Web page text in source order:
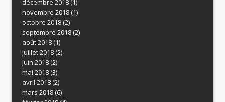
décembre 2018(1)
novembre 2018(1)
octobre 2018(2)
septembre 2018(2)
août 2018(1)
juillet 2018(2)
juin 2018(2)
mai 2018(3)
avril 2018(2)
mars 2018(6)